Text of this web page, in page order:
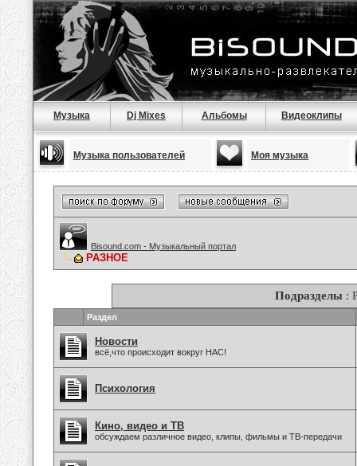
Музыка Dj Mixes Альбомы Видеоклипы
Музыка пользователей Моя музыка
Bisound.com - Музыкальный портал
РАЗНОЕ
Подразделы :
Раздел
Новости
всё,что происходит вокруг НАС!
Психология
Кино, видео и ТВ
обсуждаем различное видео, клипы, фильмы и ТВ-передачи